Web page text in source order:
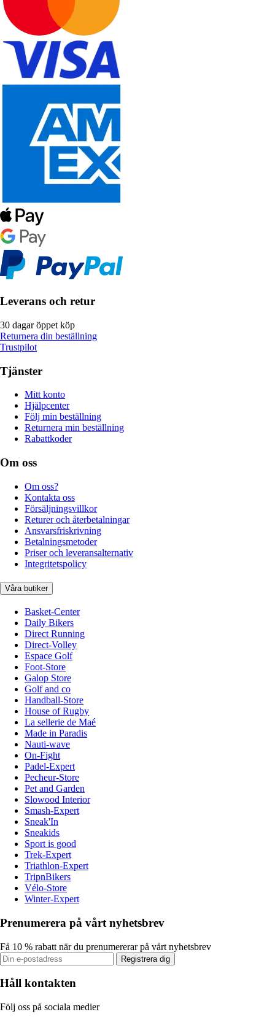
Leverans och retur
30 dagar öppet köp
Returnera din beställning
Trustpilot
Tjänster
Mitt konto
Hjälpcenter
Följ min beställning
Returnera min beställning
Rabattkoder
Om oss
Om oss?
Kontakta oss
Försäljningsvillkor
Returer och återbetalningar
Ansvarsfriskrivning
Betalningsmetoder
Priser och leveransalternativ
Integritetspolicy
Våra butiker
Basket-Center
Daily Bikers
Direct Running
Direct-Volley
Espace Golf
Foot-Store
Galop Store
Golf and co
Handball-Store
House of Rugby
La sellerie de Maé
Made in Paradis
Nauti-wave
On-Fight
Padel-Expert
Pecheur-Store
Pet and Garden
Slowood Interior
Smash-Expert
Sneak'In
Sneakids
Sport is good
Trek-Expert
Triathlon-Expert
TripnBikers
Vélo-Store
Winter-Expert
Prenumerera på vårt nyhetsbrev
Få 10 % rabatt när du prenumererar på vårt nyhetsbrev
Registrera dig
Håll kontakten
Följ oss på sociala medier